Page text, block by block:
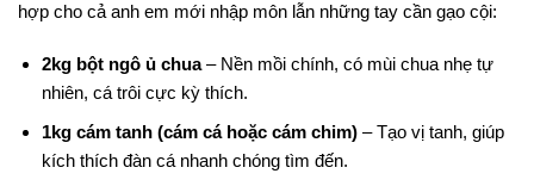
hợp cho cả anh em mới nhập môn lẫn những tay cần gạo cội:
2kg bột ngô ủ chua– Nền mồi chính, có mùi chua nhẹ tự
nhiên, cá trôi cực kỳ thích.
1kg cám tanh (cám cá hoặc cám chim)– Tạo vị tanh, giúp
kích thích đàn cá nhanh chóng tìm đến.